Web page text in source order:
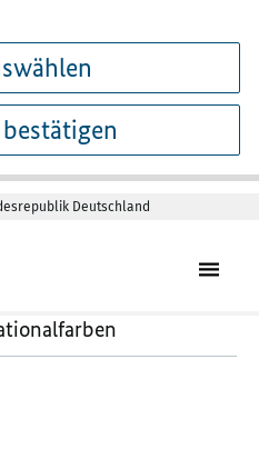
Deutschland